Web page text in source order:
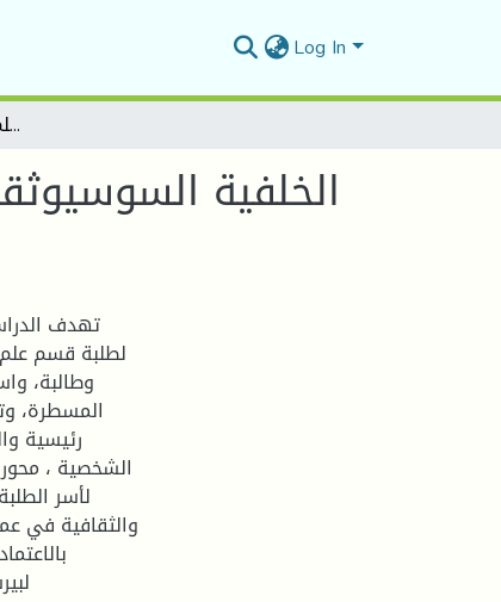
Log In
الخلفية السوسيوثقافية للطالب الجامعي وعلاقتها بمستوى الوعي الصحي دراسة ميدانية بقسم علم الاجتماع بجامعة المسيلة
الخلفية
تهدف
وطالبة،
المسطرة،
رئيسية
الشخصية ،
لأسر
والثقافية في